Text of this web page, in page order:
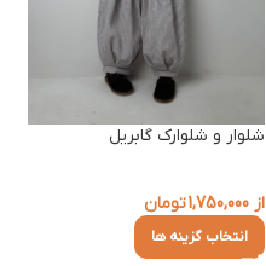
شلوار و شلوارک گابریل
از 1,750,000تومان
انتخاب گزینه ها